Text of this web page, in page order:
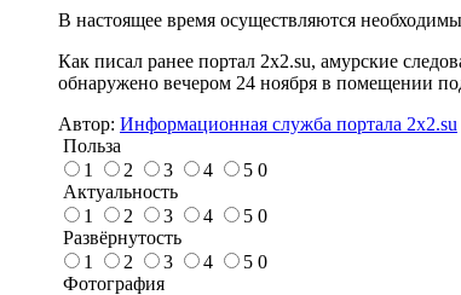
В настоящее время осуществляются
Как писал ранее портал 2х2.su, амурские
обнаружено вечером 24 ноября в помещении
Автор: Информационная служба портала 2x2.su
Польза
1
2 3 4 5 0
Актуальность
1
2 3 4 5 0
Развёрнутость
1
2 3 4 5 0
Фотография